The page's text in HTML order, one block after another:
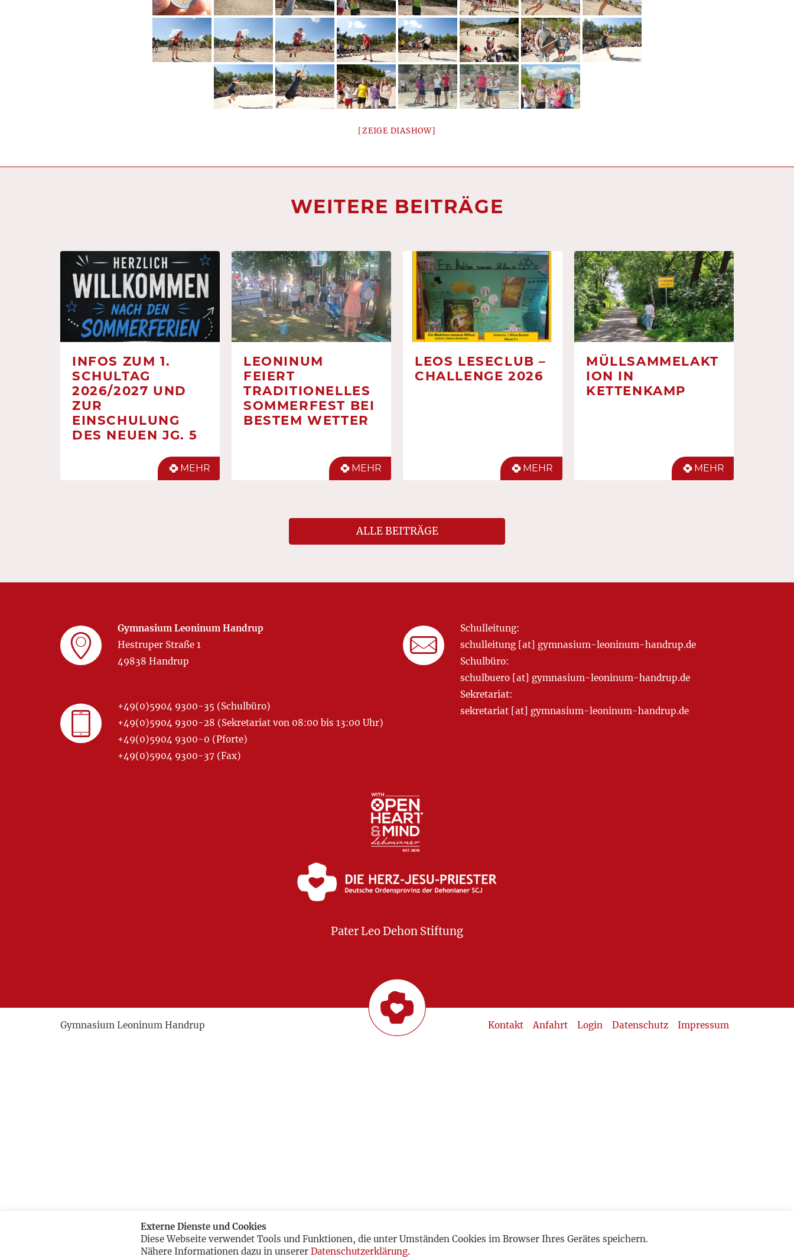
[ZEIGE DIASHOW]
WEITERE BEITRÄGE
INFOS ZUM 1.
SCHULTAG
2026/2027 UND
ZUR
EINSCHULUNG
DES NEUEN JG. 5
MEHR
LEONINUM
FEIERT
TRADITIONELLES
SOMMERFEST BEI
BESTEM WETTER
MEHR
LEOS LESECLUB –
CHALLENGE 2026
MEHR
MÜLLSAMMELAKT
ION IN
KETTENKAMP
MEHR
ALLE BEITRÄGE
Gymnasium Leoninum Handrup
Hestruper Straße 1
49838 Handrup
+49(0)5904 9300-35 (Schulbüro)
+49(0)5904 9300-28 (Sekretariat von 08:00 bis 13:00 Uhr)
+49(0)5904 9300-0 (Pforte)
+49(0)5904 9300-37 (Fax)
Schulleitung:
schulleitung [at] gymnasium-leoninum-handrup.de
Schulbüro:
schulbuero [at] gymnasium-leoninum-handrup.de
Sekretariat:
sekretariat [at] gymnasium-leoninum-handrup.de
Pater Leo Dehon Stiftung
Kontakt Anfahrt Login Datenschutz Impressum
Gymnasium Leoninum Handrup
Externe Dienste und Cookies
Diese Webseite verwendet Tools und Funktionen, die unter Umständen Cookies im Browser Ihres Gerätes speichern.
Nähere Informationen dazu in unserer Datenschutzerklärung.